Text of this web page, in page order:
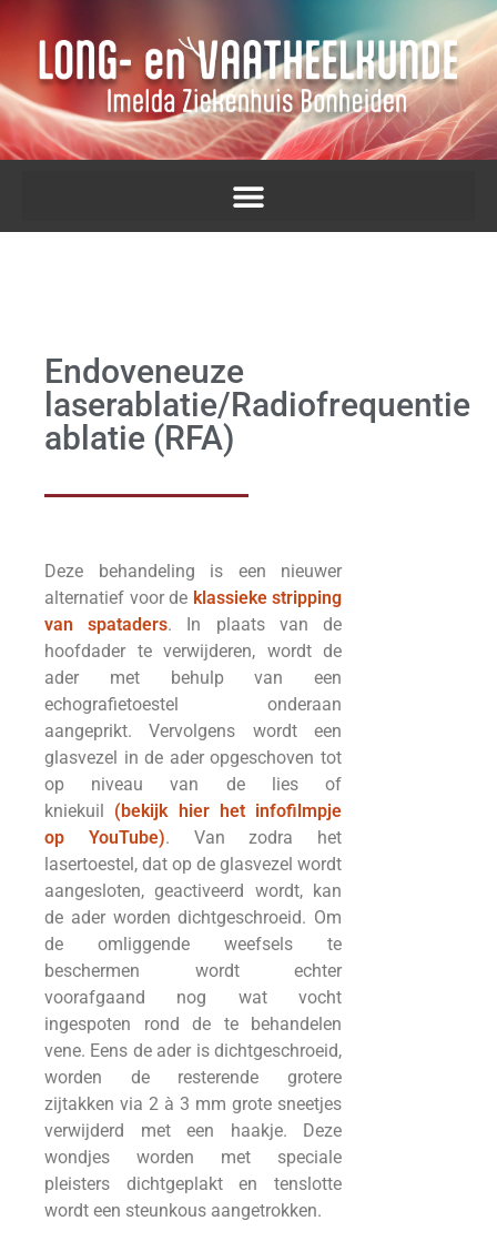
Endoveneuze
laserablatie/Radiofrequentie
ablatie (RFA)
Deze behandeling is een nieuwer
alternatief voor de klassieke stripping
van spataders. In plaats van de
hoofdader te verwijderen, wordt de
ader met behulp van een
echografietoestel onderaan
aangeprikt. Vervolgens wordt een
glasvezel in de ader opgeschoven tot
op niveau van de lies of
kniekuil (bekijk hier het infofilmpje
op YouTube). Van zodra het
lasertoestel, dat op de glasvezel wordt
aangesloten, geactiveerd wordt, kan
de ader worden dichtgeschroeid. Om
de omliggende weefsels te
beschermen wordt echter
voorafgaand nog wat vocht
ingespoten rond de te behandelen
vene. Eens de ader is dichtgeschroeid,
worden de resterende grotere
zijtakken via 2 à 3 mm grote sneetjes
verwijderd met een haakje. Deze
wondjes worden met speciale
pleisters dichtgeplakt en tenslotte
wordt een steunkous aangetrokken.